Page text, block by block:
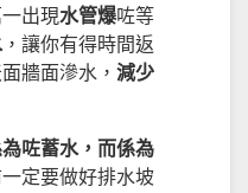
出現水管爆咗等
，讓你有得時間返
牆面滲水， 減少
咗蓄水，而係為
定要做好排水坡